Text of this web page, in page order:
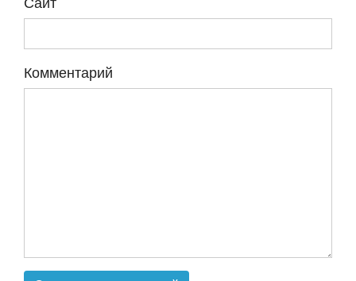
Комментарий